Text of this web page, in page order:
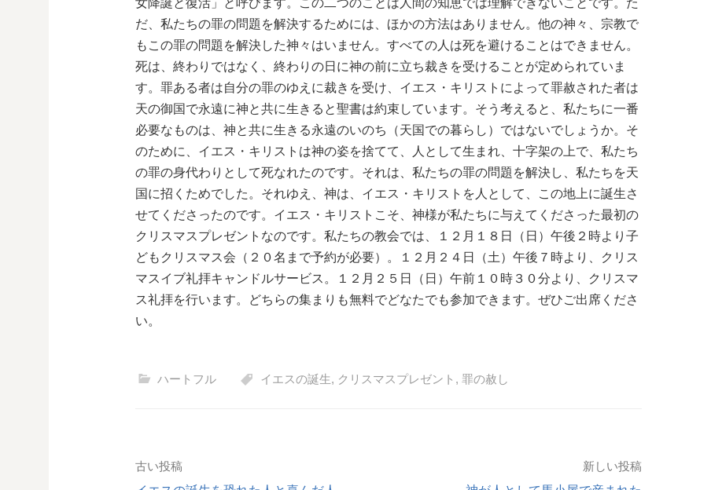
女降誕と復活」と呼びます。この二つのことは人間の知恵では理解できないことです。た
だ、私たちの罪の問題を解決するためには、ほかの方法はありません。他の神々、宗教で
もこの罪の問題を解決した神々はいません。すべての人は死を避けることはできません。
死は、終わりではなく、終わりの日に神の前に立ち裁きを受けることが定められていま
す。罪ある者は自分の罪のゆえに裁きを受け、イエス・キリストによって罪赦された者は
天の御国で永遠に神と共に生きると聖書は約束しています。そう考えると、私たちに一番
必要なものは、神と共に生きる永遠のいのち（天国での暮らし）ではないでしょうか。そ
のために、イエス・キリストは神の姿を捨てて、人として生まれ、十字架の上で、私たち
の罪の身代わりとして死なれたのです。それは、私たちの罪の問題を解決し、私たちを天
国に招くためでした。それゆえ、神は、イエス・キリストを人として、この地上に誕生さ
せてくださったのです。イエス・キリストこそ、神様が私たちに与えてくださった最初の
クリスマスプレゼントなのです。私たちの教会では、１２月１８日（日）午後２時より子
どもクリスマス会（２０名まで予約が必要）。１２月２４日（土）午後７時より、クリス
マスイブ礼拝キャンドルサービス。１２月２５日（日）午前１０時３０分より、クリスマ
ス礼拝を行います。どちらの集まりも無料でどなたでも参加できます。ぜひご出席くださ
い。
ハートフル イエスの誕生, クリスマスプレゼント , 罪の赦し
投
古い投稿
新しい投稿